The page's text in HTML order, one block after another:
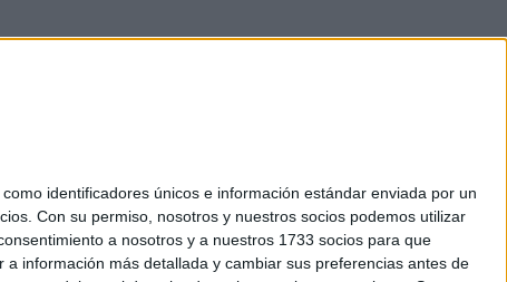
identificadores únicos e información estándar enviada por un
Con su permiso, nosotros y nuestros socios podemos utilizar
a nosotros y a nuestros 1733 socios para que
información más detallada y cambiar sus preferencias antes de